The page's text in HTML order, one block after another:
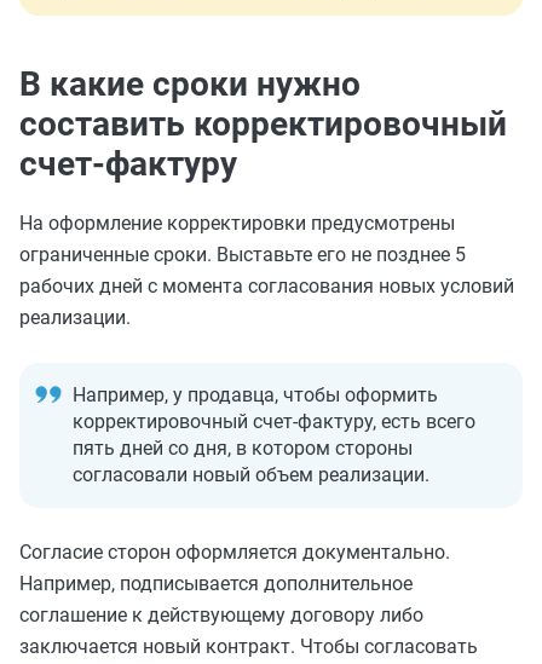
В какие сроки нужно
составить корректировочный
счет-фактуру
На оформление корректировки предусмотрены
ограниченные сроки. Выставьте его не позднее 5
рабочих дней с момента согласования новых условий
реализации.
Например, у продавца, чтобы оформить
корректировочный счет-фактуру, есть всего
пять дней со дня, в котором стороны
согласовали новый объем реализации.
Согласие сторон оформляется документально.
Например, подписывается дополнительное
соглашение к действующему договору либо
заключается новый контракт. Чтобы согласовать